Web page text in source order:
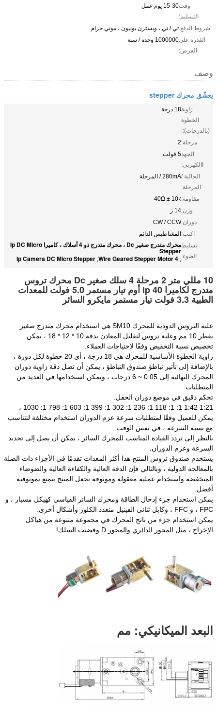
وقت
التسليم:
15-30 يوم عمل
شروط الدفع:تي / تي ، ويسترن يونيون ، موني جرام
القدرة على
العرض:
1000000 وحدة / سنة
وصف
يعشّق محرك stepper
زاوية
الخطوة
(بالدرجات)::
18 درجة
مرحلة:2
الجهد
االكهربى:
5 فولت
الحالية /
المرحلة:
280mA / المرحلة
مقاومة:40Ω ± 10٪
وزن:14 ز
دوران:CW / CCW
اكتب:المغناطيس الدائم
تسليط
الضوء:
محرك متدرج صغير Dc ، محرك متدرج ذو 4 أسلاك ، كاميرا Ip DC Micro
Stepper
,
4 Wire Geared Stepper Motor
,
Ip Camera DC Micro Stepper
10 مللي متر 2 مرحلة 4 سلك صغير Dc محرك تروس
متدرج لكاميرا Ip 40 أوم تيار مستمر 5.0 فولت للمعدات
الطبية 3.3 فولت تيار مستمر مايكرو السائر
علبة التروس الدودية للمحرك SM10 هي استخدام محرك متدرج صغير
بقطر 10 مم وعلبة تروس لتقليل المعادن بدقة 10 * 12 * 18 ، يمكن
تخصيص نسبة التخفيض وفقًا لاحتياجات العملاء.
زاوية الخطوة الأساسية للمحرك هي 18 درجة ، أي 20 خطوة لكل دورة ،
بالإضافة إلى تأثير تباطؤ صندوق التباطؤ ، يمكن أن تصل دقة زاوية دوران
المحرك النهائية إلى 0.05 ~ 6 درجات ، ويمكن استخدامها في العديد من
المتطلبات
تحكم دقيق في موضع دوران الحقل.
1:21 1:42 1: 1: 118 1: 236 1: 302 1: 399 1: 603 1: 798 1: 1030 ،
يمكن للعميل وفقًا لمتطلبات سرعة عزم الدوران استخدام مختلفة لتتناسب
مع نسبة السرعة ، في نفس الوقت
بالنظر إلى تردد القيادة المناسب للمحرك السائر ، يمكن أن يصل إلى تحديد
السرعة وعزم الدوران.
يستخدم صندوق تروس المنتج هذا أكثر المعدات تقدمًا في الأجزاء ذات الصلة
بالمعالجة الدولية ، وبالتالي فإن الدقة العالية والكفاءة العالية والضوضاء
المنخفضة واستخدام عملية معقولة وموثوقة تجعل المنتج يتمتع بموثوقية
أفضل.
يمكن استخدام جزء إدخال الطاقة ومحرك السائر القياسي كهيكل مسبار ، و
FPC ، و FFC ، وكابل ثنائي الفينيل متعدد الكلور وأشكال أخرى.
يمكن استخدام جزء من ناتج المحرك في مجموعة متنوعة من هياكل
الإخراج ، مثل المحور الدائري والمحور D وقضيب السلك!
البعد الميكانيكي: مم